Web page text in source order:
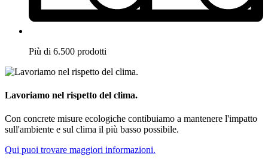
Più di 6.500 prodotti
Lavoriamo nel rispetto del clima.
Con concrete misure ecologiche contibuiamo a mantenere l'impatto
sull'ambiente e sul clima il più basso possibile.
Qui puoi trovare maggiori informazioni.